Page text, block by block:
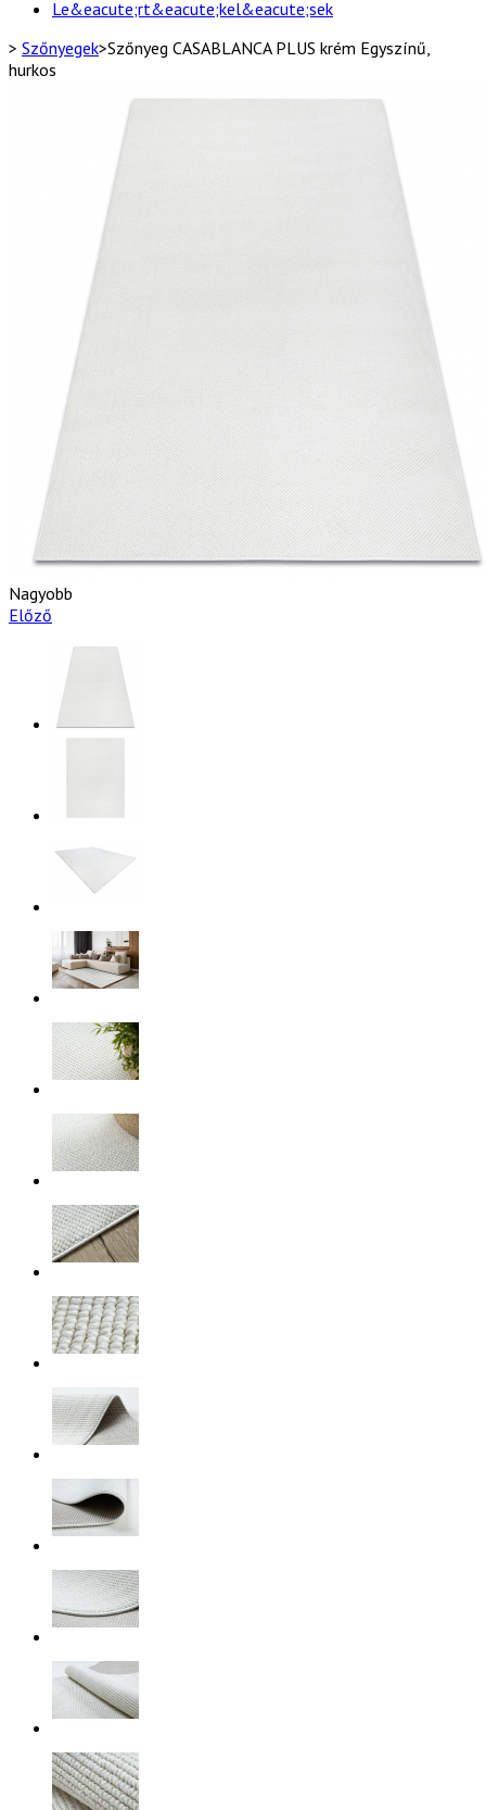
Le&eacute;rt&eacute;kel&eacute;sek
> Szőnyegek>Szőnyeg CASABLANCA PLUS krém Egyszínű,
hurkos
Nagyobb
Előző